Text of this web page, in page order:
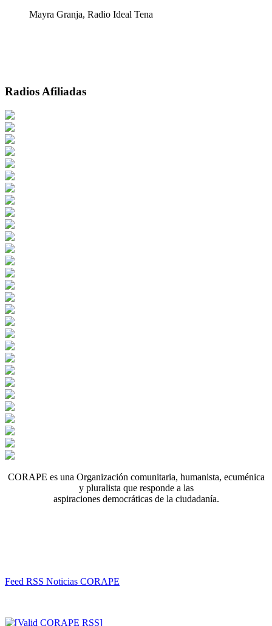
Mayra Granja, Radio Ideal Tena
Radios Afiliadas
CORAPE es una Organización comunitaria, humanista, ecuménica
y pluralista que responde a las
aspiraciones democráticas de la ciudadanía.
Feed RSS Noticias CORAPE